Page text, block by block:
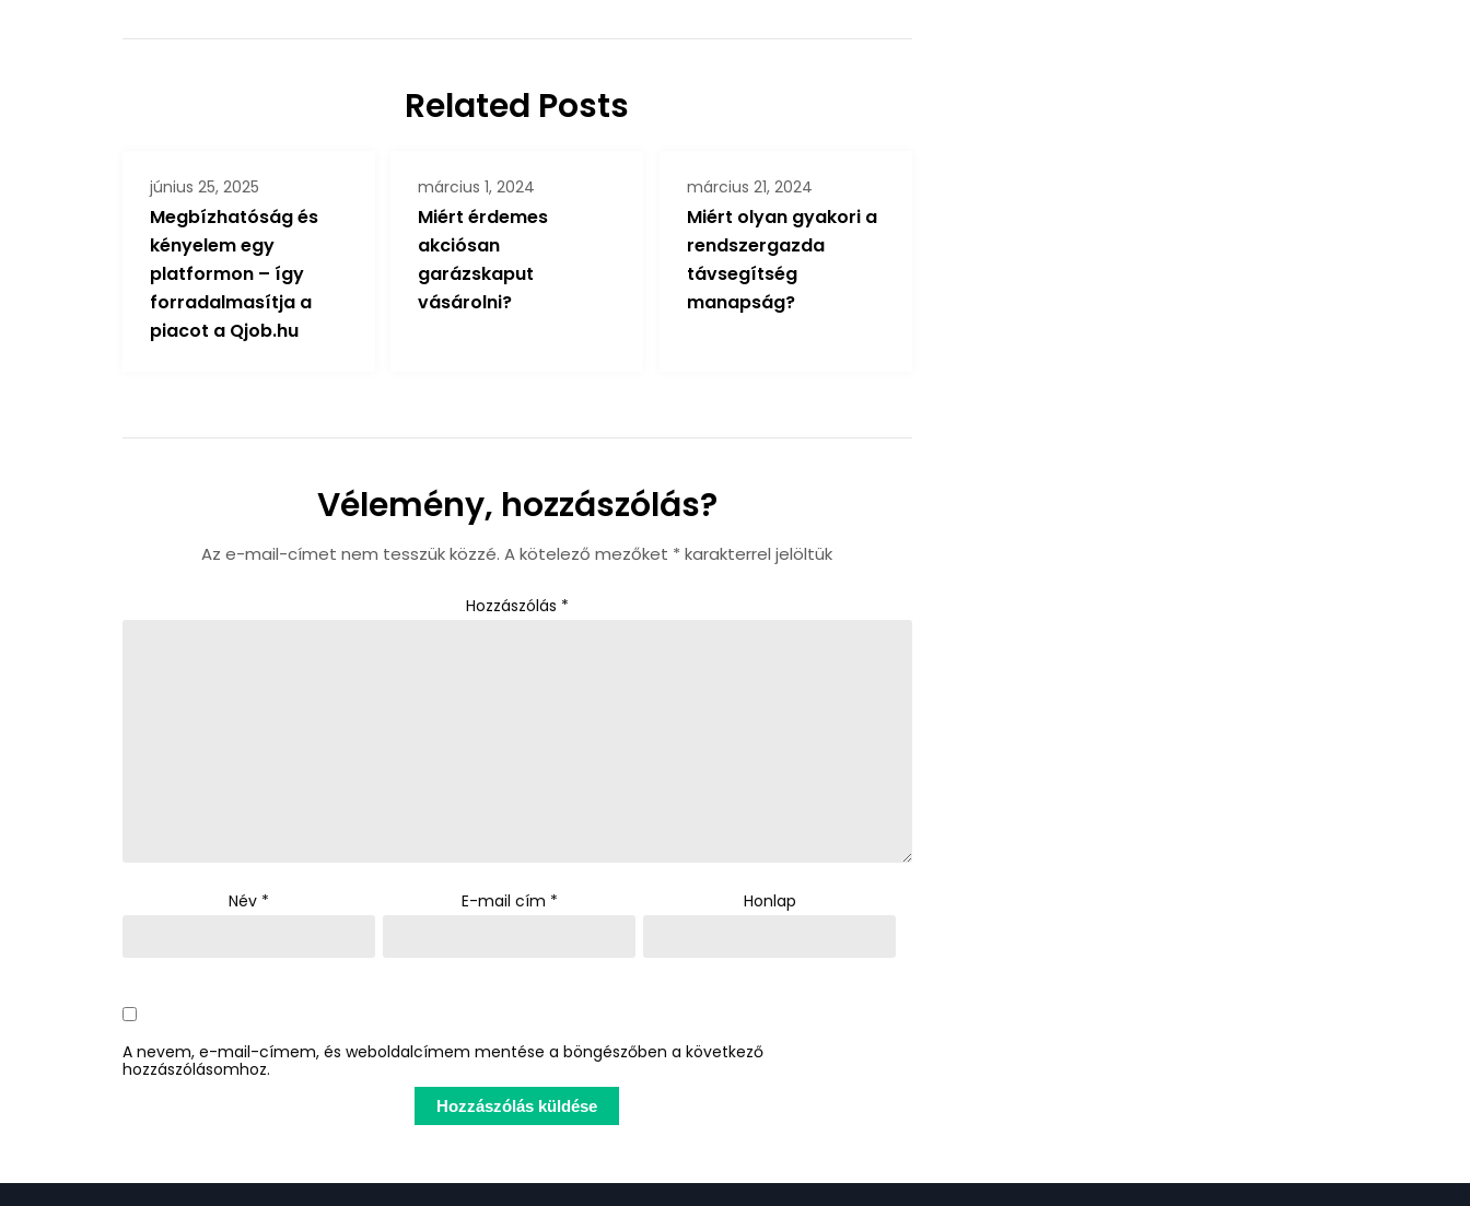
Related Posts
június 25, 2025
Megbízhatóság és
kényelem egy
platformon – így
forradalmasítja a
piacot a Qjob.hu
március 1, 2024
Miért érdemes
akciósan
garázskaput
vásárolni?
március 21, 2024
Miért olyan gyakori a
rendszergazda
távsegítség
manapság?
Vélemény, hozzászólás?
Az e-mail-címet nem tesszük közzé. A kötelező mezőket * karakterrel jelöltük
Hozzászólás *
Név * E-mail cím * Honlap
A nevem, e-mail-címem, és weboldalcímem mentése a böngészőben a következő
hozzászólásomhoz.